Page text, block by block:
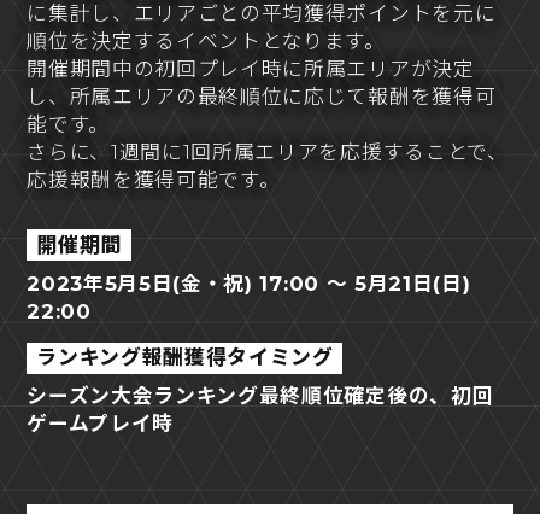
に集計し、エリアごとの平均獲得ポイントを元に
順位を決定するイベントとなります。
開催期間中の初回プレイ時に所属エリアが決定
し、所属エリアの最終順位に応じて報酬を獲得可
能です。
さらに、1週間に1回所属エリアを応援することで、
応援報酬を獲得可能です。
開催期間
2023年5月5日(金・祝) 17:00 ～ 5月21日(日)
22:00
ランキング報酬獲得タイミング
シーズン大会ランキング最終順位確定後の、初回
ゲームプレイ時